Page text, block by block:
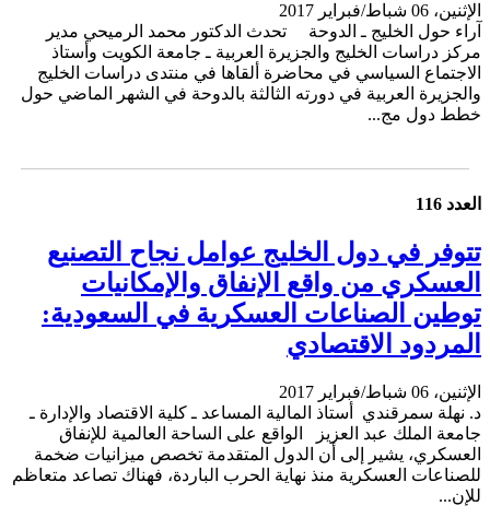
الإثنين، 06 شباط/فبراير 2017
آراء حول الخليج ـ الدوحة تحدث الدكتور محمد الرميحي مدير
مركز دراسات الخليج والجزيرة العربية ـ جامعة الكويت وأستاذ
الاجتماع السياسي في محاضرة ألقاها في منتدى دراسات الخليج
والجزيرة العربية في دورته الثالثة بالدوحة في الشهر الماضي حول
خطط دول مج...
العدد 116
تتوفر في دول الخليج عوامل نجاح التصنيع
العسكري من واقع الإنفاق والإمكانيات
توطين الصناعات العسكرية في السعودية:
المردود الاقتصادي
الإثنين، 06 شباط/فبراير 2017
د. نهلة سمرقندي أستاذ المالية المساعد ـ كلية الاقتصاد والإدارة ـ
جامعة الملك عبد العزيز الواقع على الساحة العالمية للإنفاق
العسكري، يشير إلى أن الدول المتقدمة تخصص ميزانيات ضخمة
للصناعات العسكرية منذ نهاية الحرب الباردة، فهناك تصاعد متعاظم
للإن...